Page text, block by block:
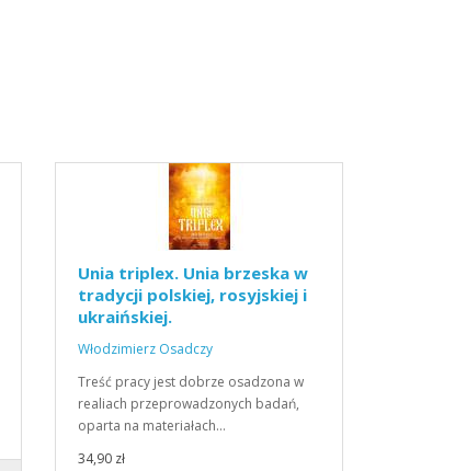
Unia triplex. Unia brzeska w
tradycji polskiej, rosyjskiej i
ukraińskiej.
Włodzimierz Osadczy
Treść pracy jest dobrze osadzona w
realiach przeprowadzonych badań,
oparta na materiałach…
34,90 zł